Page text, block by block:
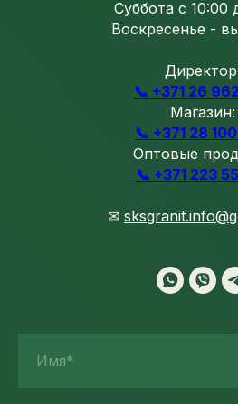
Суббота с 10:00
Воскресенье -
📞 +371 26
Магазин:
📞 +371 28
Оптовые
📞 +371 223
✉
Имя*